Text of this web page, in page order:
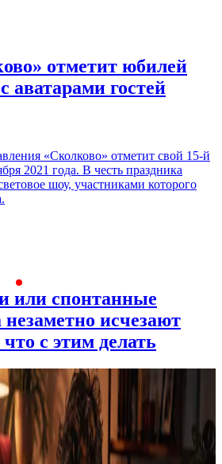
отметит юбилей
аватарами гостей
«Сколково» отметит свой 15-й
2021 года. В честь праздника
шоу, участниками которого
или спонтанные
исчезают
с этим делать